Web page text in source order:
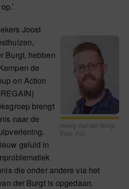
Henry van der Burgt.
Foto: RU
Joost
Burgt, hebben
de
on Action
brengt
naar de
geluid in
die onder andere via het
der Burgt is opgedaan.